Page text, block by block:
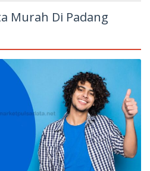
Murah Di Padang